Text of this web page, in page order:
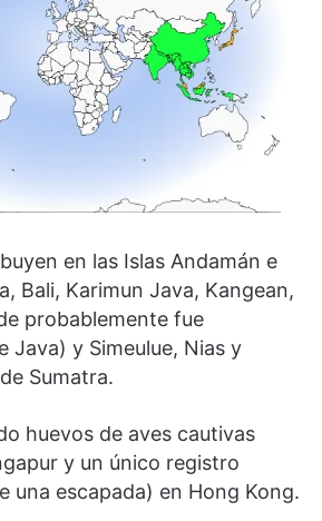
en las Islas Andamán e
Bali, Karimun Java, Kangean,
probablemente fue
Java) y Simeulue, Nias y
Sumatra.
huevos de aves cautivas
y un único registro
una escapada) en Hong Kong.